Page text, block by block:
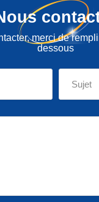
merci de
dessous